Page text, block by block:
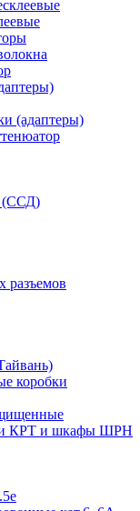
(адаптеры)
(ССД)
разъемов
коробки
КРТ и шкафы ШРН